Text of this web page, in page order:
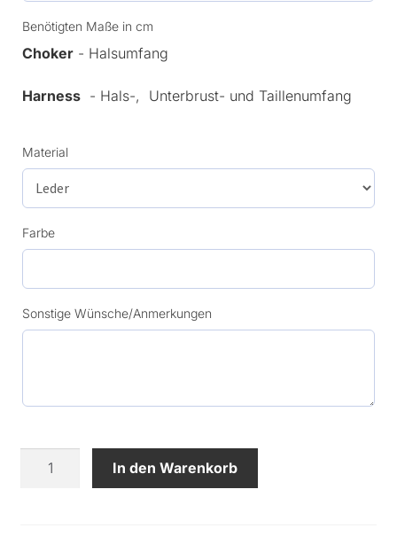
Benötigten Maße in cm
Choker- Halsumfang
Harness- Hals-, Unterbrust- und Taillenumfang
Material
Farbe
Sonstige Wünsche/Anmerkungen
In den Warenkorb